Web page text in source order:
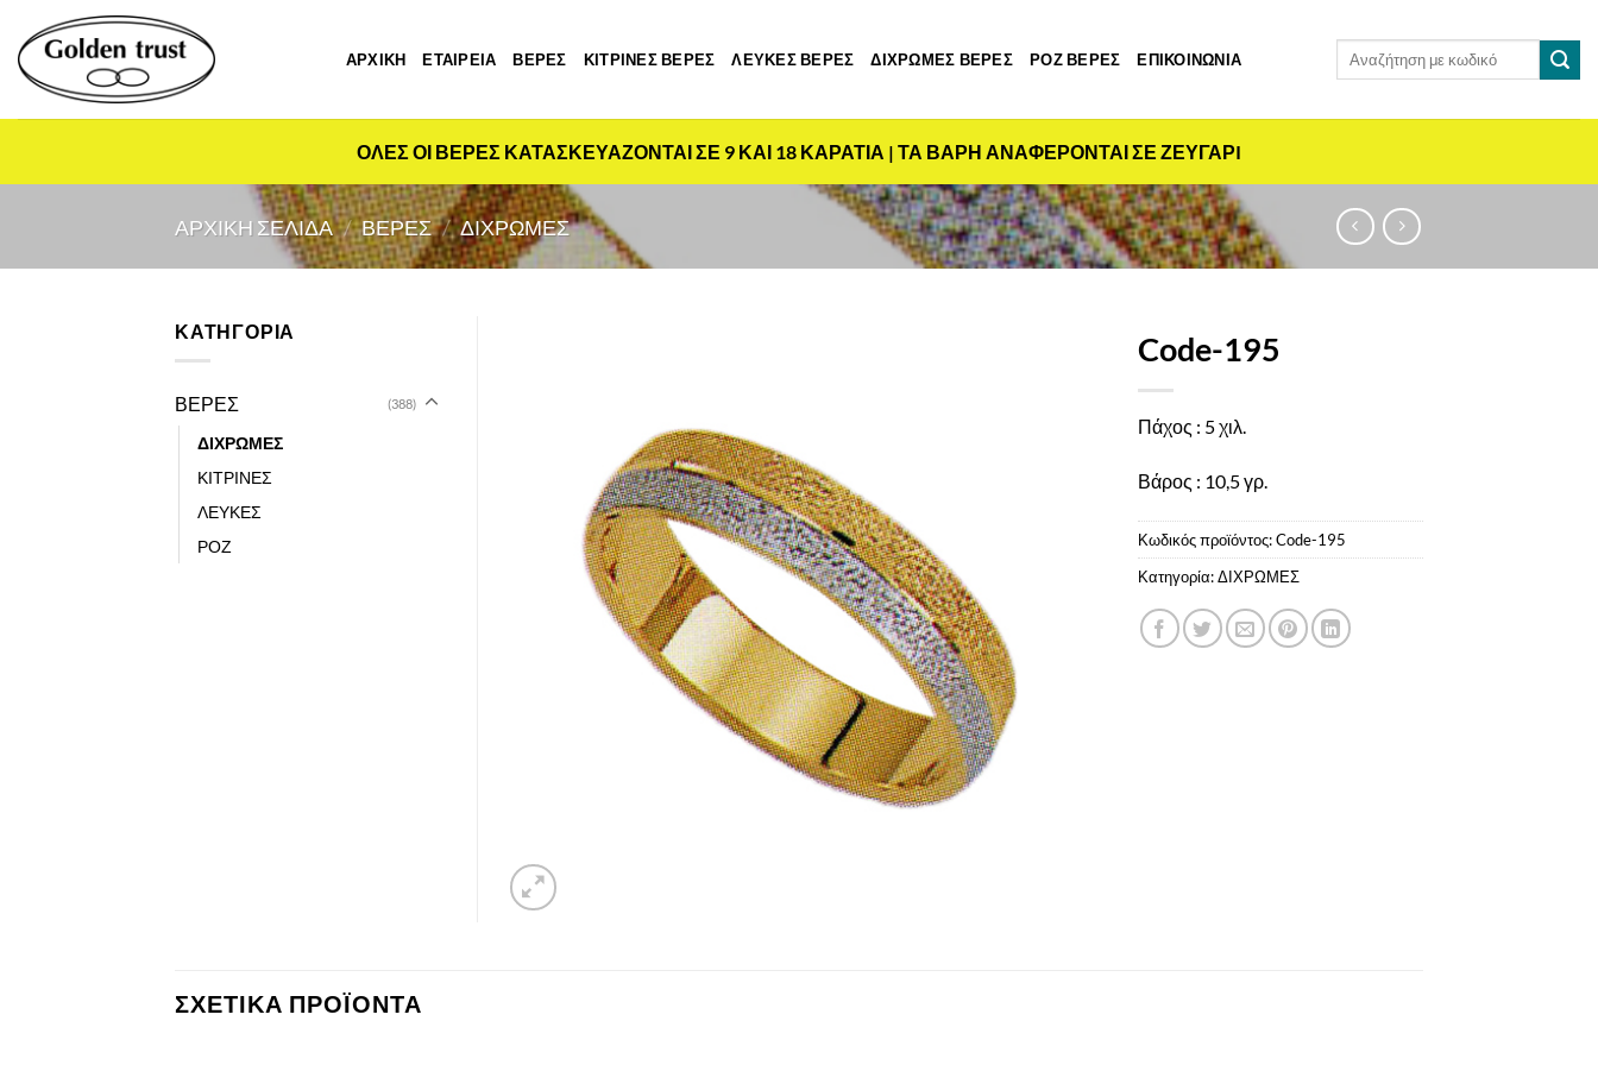
Μετάβαση
στο
περιεχόμενο
ΑΡΧΙΚΗ ΕΤΑΙΡΕΙΑ ΒΕΡΕΣ ΚΙΤΡΙΝΕΣ ΒΕΡΕΣ ΛΕΥΚΕΣ ΒΕΡΕΣ ΔΙΧΡΩΜΕΣ ΒΕΡΕΣ ΡΟΖ ΒΕΡΕΣ ΕΠΙΚΟΙΝΩΝΙΑ
Αναζήτηση
ΟΛΕΣ ΟΙ ΒΕΡΕΣ ΚΑΤΑΣΚΕΥΑΖΟΝΤΑΙ ΣΕ 9 ΚΑΙ 18 ΚΑΡΑΤΙΑ | ΤΑ ΒΑΡΗ ΑΝΑΦΕΡΟΝΤΑΙ ΣΕ ΖΕΥΓΑΡI
ΑΡΧΙΚΉ ΣΕΛΊΔΑ / ΒΕΡΕΣ / ΔΙΧΡΩΜΕΣ
Code-195
Πάχος : 5 χιλ.
Βάρος : 10,5 γρ.
Κωδικός προϊόντος:Code-195
Κατηγορία:ΔΙΧΡΩΜΕΣ
ΚΑΤΗΓΟΡΙΑ
ΒΕΡΕΣ (388)
ΔΙΧΡΩΜΕΣ
ΚΙΤΡΙΝΕΣ
ΛΕΥΚΕΣ
ΡΟΖ
ΣΧΕΤΙΚΆ ΠΡΟΪΌΝΤΑ